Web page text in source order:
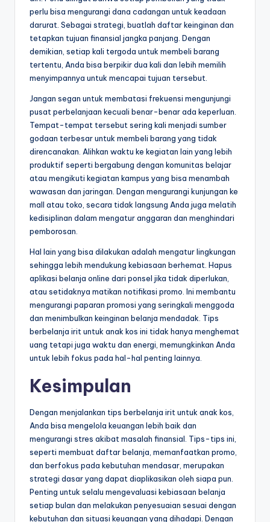
perlu bisa mengurangi dana cadangan untuk keadaan
darurat. Sebagai strategi, buatlah daftar keinginan dan
tetapkan tujuan finansial jangka panjang. Dengan
demikian, setiap kali tergoda untuk membeli barang
tertentu, Anda bisa berpikir dua kali dan lebih memilih
menyimpannya untuk mencapai tujuan tersebut.
Jangan segan untuk membatasi frekuensi mengunjungi
pusat perbelanjaan kecuali benar-benar ada keperluan.
Tempat-tempat tersebut sering kali menjadi sumber
godaan terbesar untuk membeli barang yang tidak
direncanakan. Alihkan waktu ke kegiatan lain yang lebih
produktif seperti bergabung dengan komunitas belajar
atau mengikuti kegiatan kampus yang bisa menambah
wawasan dan jaringan. Dengan mengurangi kunjungan ke
mall atau toko, secara tidak langsung Anda juga melatih
kedisiplinan dalam mengatur anggaran dan menghindari
pemborosan.
Hal lain yang bisa dilakukan adalah mengatur lingkungan
sehingga lebih mendukung kebiasaan berhemat. Hapus
aplikasi belanja online dari ponsel jika tidak diperlukan,
atau setidaknya matikan notifikasi promo. Ini membantu
mengurangi paparan promosi yang seringkali menggoda
dan menimbulkan keinginan belanja mendadak. Tips
berbelanja irit untuk anak kos ini tidak hanya menghemat
uang tetapi juga waktu dan energi, memungkinkan Anda
untuk lebih fokus pada hal-hal penting lainnya.
Kesimpulan
Dengan menjalankan tips berbelanja irit untuk anak kos,
Anda bisa mengelola keuangan lebih baik dan
mengurangi stres akibat masalah finansial. Tips-tips ini,
seperti membuat daftar belanja, memanfaatkan promo,
dan berfokus pada kebutuhan mendasar, merupakan
strategi dasar yang dapat diaplikasikan oleh siapa pun.
Penting untuk selalu mengevaluasi kebiasaan belanja
setiap bulan dan melakukan penyesuaian sesuai dengan
kebutuhan dan situasi keuangan yang dihadapi. Dengan